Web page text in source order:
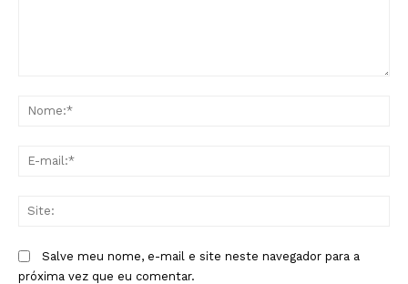
Salve meu nome, e-mail e site neste navegador para a
próxima vez que eu comentar.